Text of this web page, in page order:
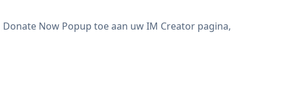
Now Popup toe aan uw IM Creator pagina,